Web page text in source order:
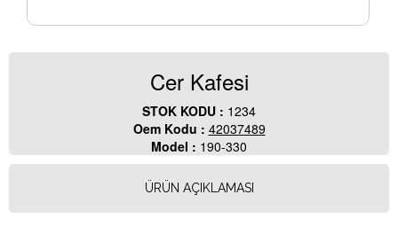
Cer Kafesi
STOK KODU : 1234
Oem Kodu : 42037489
Model : 190-330
ÜRÜN AÇIKLAMASI